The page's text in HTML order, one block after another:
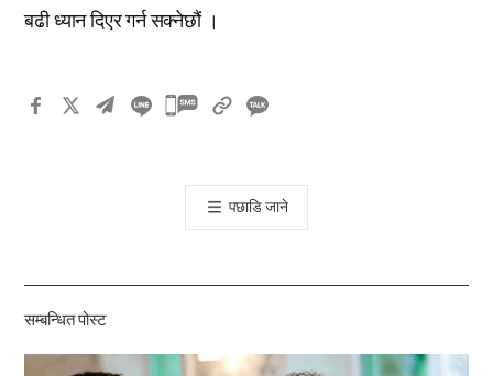
बढी ध्यान दिएर गर्न सक्नेछौं ।
카
톡
공
기
पछाडि जाने
सम्बन्धित पोस्ट